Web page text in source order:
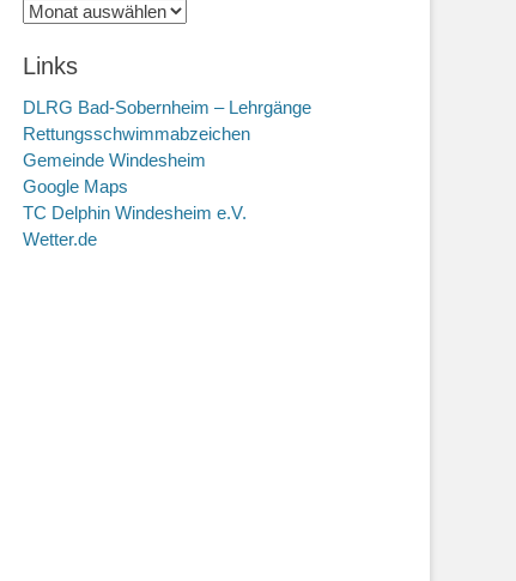
Archiv
Links
DLRG Bad-Sobernheim – Lehrgänge
Rettungsschwimmabzeichen
Gemeinde Windesheim
Google Maps
TC Delphin Windesheim e.V.
Wetter.de